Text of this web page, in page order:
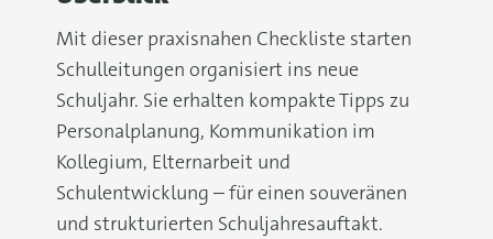
Mit dieser praxisnahen Checkliste starten
Schulleitungen organisiert ins neue
Schuljahr. Sie erhalten kompakte Tipps zu
Personalplanung, Kommunikation im
Kollegium, Elternarbeit und
Schulentwicklung – für einen souveränen
und strukturierten Schuljahresauftakt.